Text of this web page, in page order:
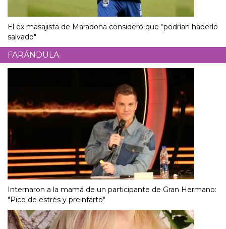
El ex masajista de Maradona consideró que “podrían haberlo
salvado"
FARÁNDULA
Internaron a la mamá de un participante de Gran Hermano:
"Pico de estrés y preinfarto"